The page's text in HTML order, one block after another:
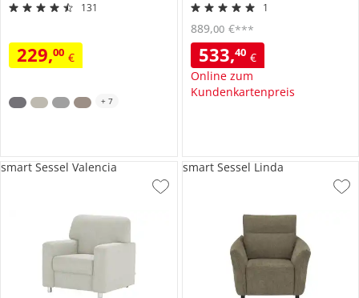
131
229,00 €
+ 7
1
533,40 €
Online zum
Kundenkartenpreis
889,00 €***
smart Sessel Valencia smart Sessel Linda